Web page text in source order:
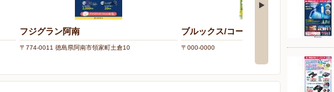
フジグラン阿南
〒774-0011 徳島県阿南市領家町土倉10
ブルックス/コーヒー通販（徳島エリア）
〒000-0000